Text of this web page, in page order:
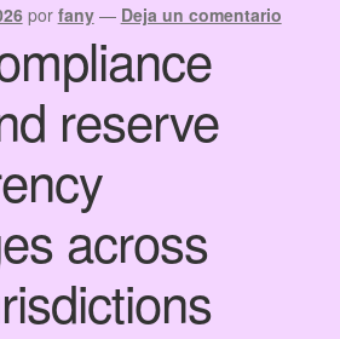
por fany — Deja un comentario
reserve
across